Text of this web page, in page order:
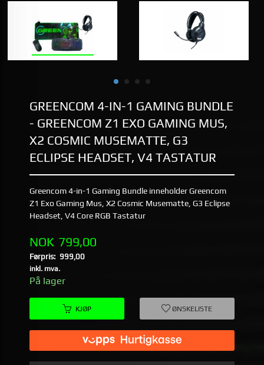
GREENCOM 4-IN-1 GAMING BUNDLE
- GREENCOM Z1 EXO GAMING MUS,
X2 COSMIC MUSEMATTE, G3
ECLIPSE HEADSET, V4 TASTATUR
Greencom 4-in-1 Gaming Bundle inneholder Greencom
Z1 Exo Gaming Mus, X2 Cosmic Musematte, G3 Eclipse
Headset, V4 Core RGB Tastatur
Tilbud
NOK 799,00
Førpris: 999,00
Rabatt
inkl. mva.
På lager
KJØP ØNSKELISTE